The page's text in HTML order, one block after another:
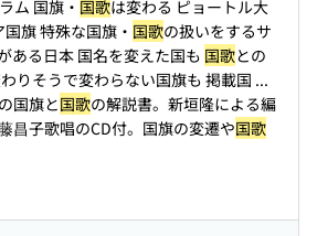
ム 国旗・ 国歌は変わる ピョートル大
旗 特殊な国旗・ 国歌の扱いをするサ
ある日本 国名を変えた国も 国歌との
りそうで変わらない国旗も 掲載国 ...
国旗と国歌の解説書。新垣隆による編
昌子歌唱のCD付。国旗の変遷や国歌